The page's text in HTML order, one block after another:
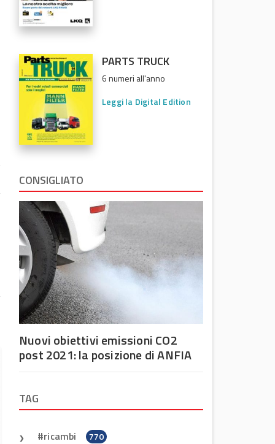
PARTS TRUCK
6 numeri all'anno
Leggi la Digital Edition
CONSIGLIATO
Nuovi obiettivi emissioni CO2
post 2021: la posizione di ANFIA
TAG
ricambi 770